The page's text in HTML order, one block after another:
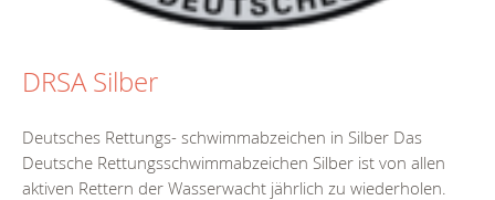
DRSA Silber
Deutsches Rettungs- schwimmabzeichen in Silber Das
Deutsche Rettungsschwimmabzeichen Silber ist von allen
aktiven Rettern der Wasserwacht jährlich zu wiederholen.